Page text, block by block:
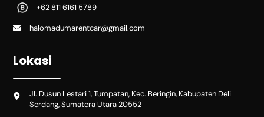
+62 811 6161 5789
halomadumarentcar@gmail.com
Lokasi
Jl. Dusun Lestari 1, Tumpatan, Kec. Beringin, Kabupaten Deli
Serdang, Sumatera Utara 20552